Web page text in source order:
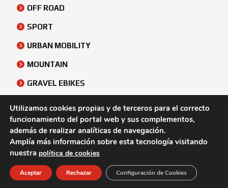
OFF ROAD
SPORT
URBAN MOBILITY
MOUNTAIN
GRAVEL EBIKES
ATV & SIDE BY SIDE
© Rafonso Canarias |Aviso Legal
Política de Privacidad
Utilizamos cookies propias y de terceros para el correcto
funcionamiento del portal web y sus complementos,
además de realizar analíticas de navegación.
Amplía más información sobre esta tecnología visitando
nuestra política de cookies
Aceptar Rechazar Configuración de Cookies